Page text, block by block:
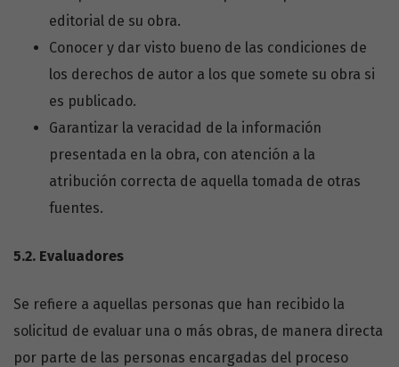
editorial de su obra.
Conocer y dar visto bueno de las condiciones de
los derechos de autor a los que somete su obra si
es publicado.
Garantizar la veracidad de la información
presentada en la obra, con atención a la
atribución correcta de aquella tomada de otras
fuentes.
5.2. Evaluadores
Se refiere a aquellas personas que han recibido la
solicitud de evaluar una o más obras, de manera directa
por parte de las personas encargadas del proceso